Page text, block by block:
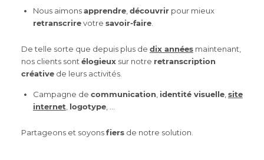
Nous aimonsapprendre,découvrirpour mieux
retranscrirevotre savoir-faire.
De telle sorte que depuis plus de dix annéesmaintenant,
nos clients sontélogieuxsur notre retranscription
créativede leurs activités.
Campagne de communication,identité visuelle,site
internet, logotype, …
Partageons et soyonsfiersde notre solution.